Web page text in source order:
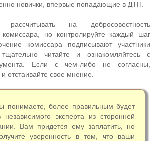
новички, впервые попадающие в ДТП.
на добросовестность
комиссара, но контролируйте каждый шаг
комиссара подписывают участники
читайте и ознакомляйтесь с
Если с чем-либо не согласны,
отстаивайте свое мнение.
понимаете, более правильным будет
независимого эксперта из сторонней
Вам придется ему заплатить, но
уверенность в том, что ваши